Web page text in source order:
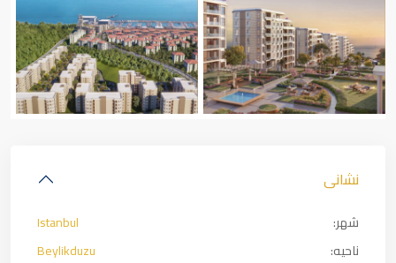
نشانی
شهر:
Istanbul
ناحیه:
Beylikduzu